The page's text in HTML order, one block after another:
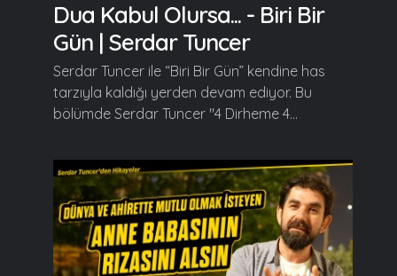
Dua Kabul Olursa... - Biri Bir
Gün | Serdar Tuncer
Serdar Tuncer ile “Biri Bir Gün” kendine has
tarzıyla kaldığı yerden devam ediyor. Bu
bölümde Serdar Tuncer "4 Dirheme 4...